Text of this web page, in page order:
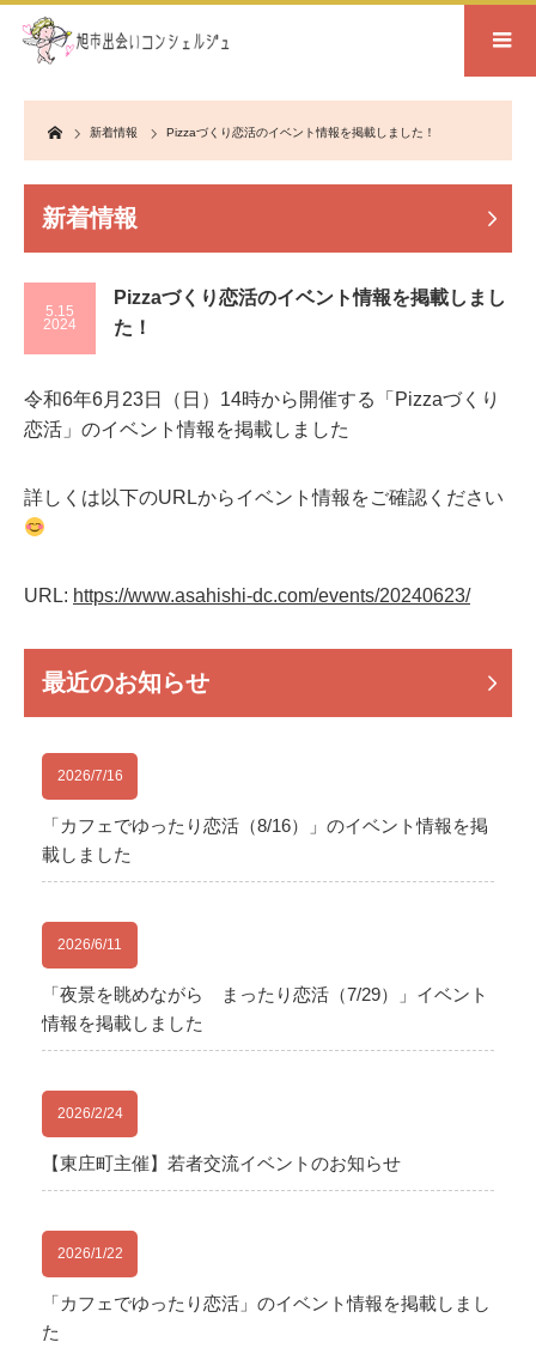
Home
新着情報 Pizzaづくり恋活のイベント情報を掲載しました！
新着情報
5.15
2024
Pizzaづくり恋活のイベント情報を掲載しまし
た！
令和6年6月23日（日）14時から開催する「Pizzaづくり
恋活」のイベント情報を掲載しました
詳しくは以下のURLからイベント情報をご確認ください
URL: https://www.asahishi-dc.com/events/20240623/‎
最近のお知らせ
2026/7/16
「カフェでゆったり恋活（8/16）」のイベント情報を掲
載しました
2026/6/11
「夜景を眺めながら まったり恋活（7/29）」イベント
情報を掲載しました
2026/2/24
【東庄町主催】若者交流イベントのお知らせ
2026/1/22
「カフェでゆったり恋活」のイベント情報を掲載しまし
た